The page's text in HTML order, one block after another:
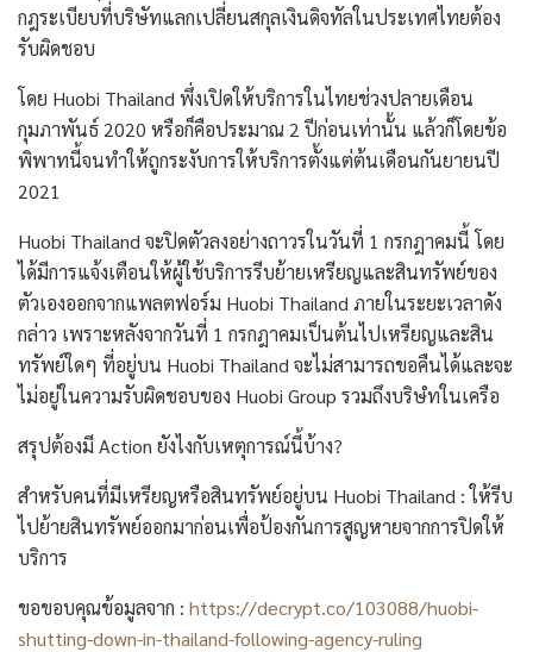
กฎระเบียบที่บริษัทแลกเปลี่ยนสกุลเงินดิจทัลในประเทศไทยต้อง
รับผิดชอบ
โดย Huobi Thailand พึ่งเปิดให้บริการในไทยช่วงปลายเดือน
กุมภาพันธ์ 2020 หรือก็คือประมาณ 2 ปีก่อนเท่านั้น แล้วก็โดยข้อ
พิพาทนี้จนทำให้ถูกระงับการให้บริการตั้งแต่ต้นเดือนกันยายนปี
2021
Huobi Thailand จะปิดตัวลงอย่างถาวรในวันที่ 1 กรกฎาคมนี้ โดย
ได้มีการแจ้งเตือนให้ผู้ใช้บริการรีบย้ายเหรียญและสินทรัพย์ของ
ตัวเองออกจากแพลตฟอร์ม Huobi Thailand ภายในระยะเวลาดัง
กล่าว เพราะหลังจากวันที่ 1 กรกฎาคมเป็นต้นไปเหรียญและสิน
ทรัพย์ใดๆ ที่อยู่บน Huobi Thailand จะไม่สามารถขอคืนได้และจะ
ไม่อยู่ในความรับผิดชอบของ Huobi Group รวมถึงบริษํทในเครือ
สรุปต้องมี Action ยังไงกับเหตุการณ์นี้บ้าง?
สำหรับคนที่มีเหรียญหรือสินทรัพย์อยู่บน Huobi Thailand : ให้รีบ
ไปย้ายสินทรัพย์ออกมาก่อนเพื่อป้องกันการสูญหายจากการปิดให้
บริการ
ขอขอบคุณข้อมูลจาก : https://decrypt.co/103088/huobi-
shutting-down-in-thailand-following-agency-ruling